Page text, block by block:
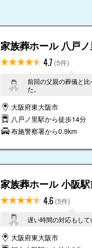
家族葬ホール 八戸
4.7 (5件)
前回の父親の葬儀と
た。
大阪府東大阪市
八戸ノ里駅から徒歩14分
布施警察署から0.9km
家族葬ホール 小阪
4.6 (5件)
遅い時間の対応もし
大阪府東大阪市